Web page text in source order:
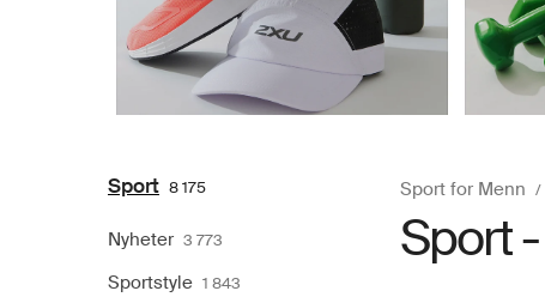
Sport 8 175
Nyheter 3 773
Sportstyle 1 843
Sport for Menn
Sport